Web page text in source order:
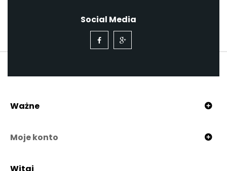
Social Media
Ważne
Moje konto